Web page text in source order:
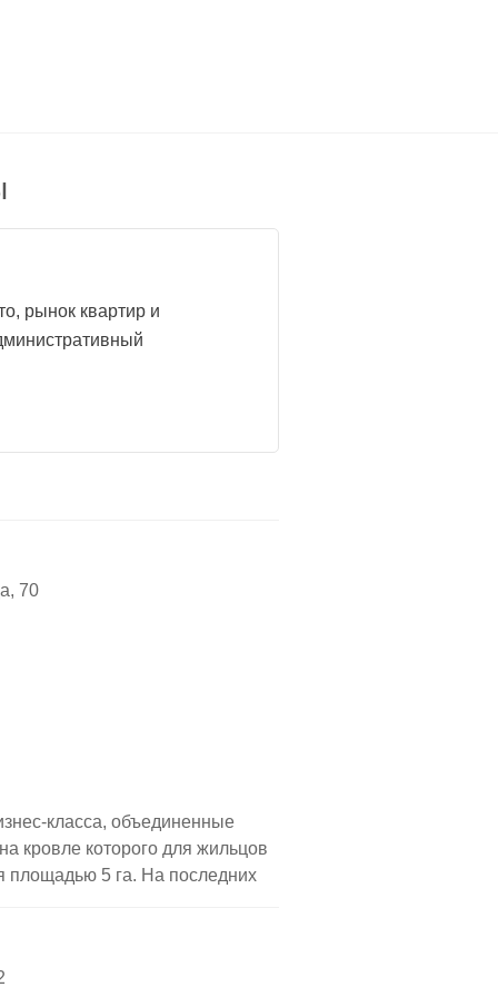
рынок квартир и
70
класса, объединенные
кровле которого для жильцов
площадью 5 га. На последних
идут по всему периметру
этажей
парк имени Горького, центр